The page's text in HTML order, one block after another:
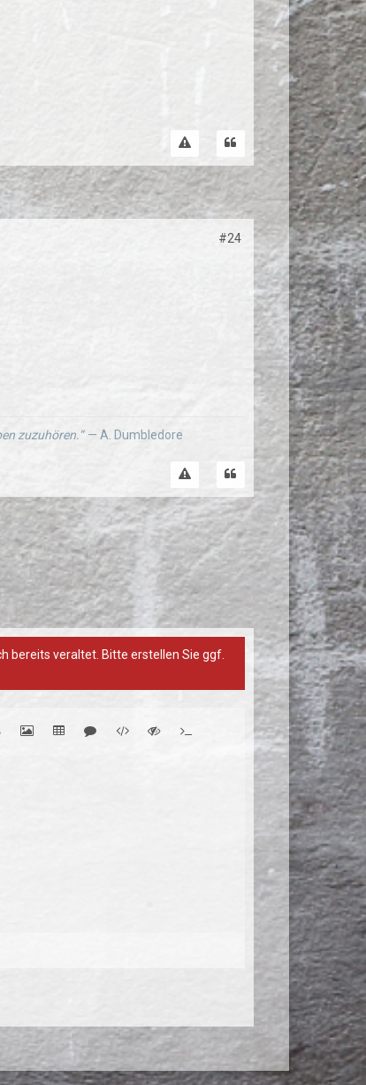
#24
zuzuhören.“ — A. Dumbledore
bereits veraltet. Bitte erstellen Sie ggf.